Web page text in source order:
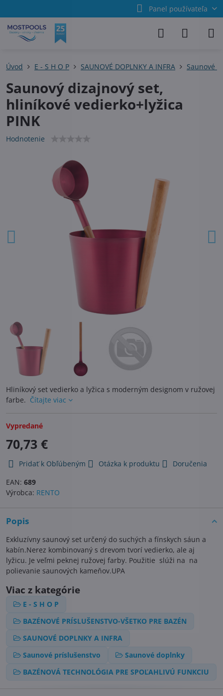
Panel používateľa
Úvod E - S H O P SAUNOVÉ DOPLNKY A INFRA Saunové
Saunový dizajnový set,
hliníkové vedierko+lyžica
PINK
Hodnotenie
Hliníkový set vedierko a lyžica s moderným designom v ružovej
farbe. Čítajte viac
Vypredané
70,73 €
Pridať k Obľúbeným Otázka k produktu
Doručenia
EAN: 689
Výrobca: RENTO
Popis
Exkluzívny saunový set určený do suchých a fínskych sáun a
kabín.Nerez kombinovaný s drevom tvorí vedierko, ale aj
lyžicu. Je veľmi peknej ružovej farby. Použitie slúži na na
polievanie saunových kameňov.UPA
Viac z kategórie
E - S H O P
BAZÉNOVÉ PRÍSLUŠENSTVO-VŠETKO PRE BAZÉN
SAUNOVÉ DOPLNKY A INFRA
Saunové príslušenstvo
Saunové doplnky
BAZÉNOVÁ TECHNOLÓGIA PRE SPOĽAHLIVÚ FUNKCIU